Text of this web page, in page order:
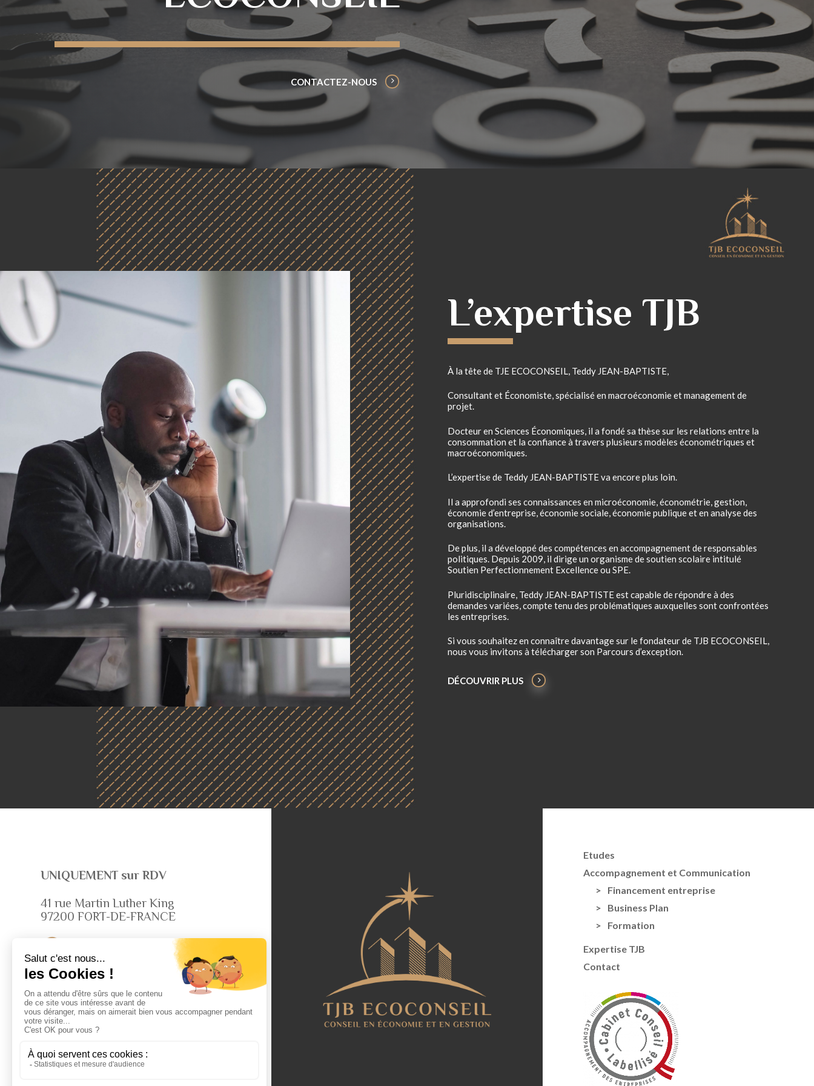
CONTACTEZ-NOUS
L’expertise TJB
À la tête de TJE ECOCONSEIL, Teddy JEAN-BAPTISTE,
Consultant et Économiste, spécialisé en macroéconomie et management de
projet.
Docteur en Sciences Économiques, il a fondé sa thèse sur les relations entre la
consommation et la confiance à travers plusieurs modèles économétriques et
macroéconomiques.
L’expertise de Teddy JEAN-BAPTISTE va encore plus loin.
Il a approfondi ses connaissances en microéconomie, économétrie, gestion,
économie d’entreprise, économie sociale, économie publique et en analyse des
organisations.
De plus, il a développé des compétences en accompagnement de responsables
politiques. Depuis 2009, il dirige un organisme de soutien scolaire intitulé
Soutien Perfectionnement Excellence ou SPE.
Pluridisciplinaire, Teddy JEAN-BAPTISTE est capable de répondre à des
demandes variées, compte tenu des problématiques auxquelles sont confrontées
les entreprises.
Si vous souhaitez en connaître davantage sur le fondateur de TJB ECOCONSEIL,
nous vous invitons à télécharger son Parcours d’exception.
DÉCOUVRIR PLUS
UNIQUEMENT sur RDV
41 rue Martin Luther King
97200 FORT-DE-FRANCE
+596 696 26 92 71
Impasse Les Chrysalides,
rue Joseph Anténor
97122 BAIE-MAHAULT
+590 690 59 49 61
Etudes
Accompagnement et Communication
Financement entreprise
Business Plan
Formation
Expertise TJB
Contact